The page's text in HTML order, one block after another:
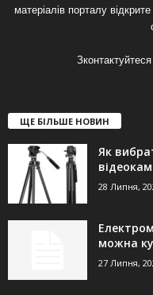
матеріалів порталу
ЩЕ БІЛЬШЕ НОВИН
Як
28 Липня,
можна
27 Липня,